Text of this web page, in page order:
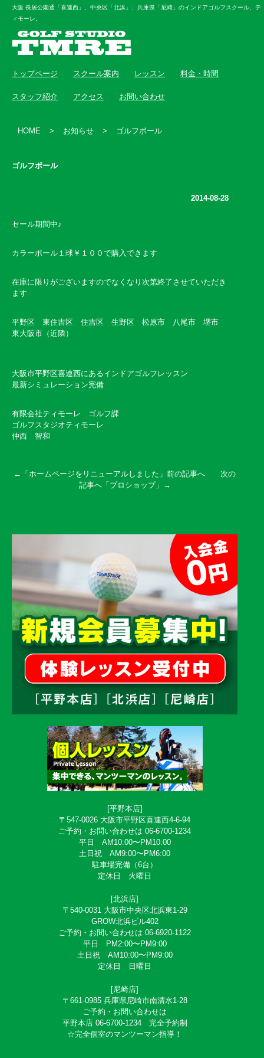
大阪 長居公園通「喜連西」、中央区「北浜」、兵庫県「尼崎」のインドアゴルフスクール、テ
ィモーレ。
トップページ スクール案内 レッスン 料金・時間
スタッフ紹介 アクセス お問い合わせ
HOME > お知らせ > ゴルフボール
ゴルフボール
2014-08-28
セール期間中♪
カラーボール１球￥１００で購入できます
在庫に限りがございますのでなくなり次第終了させていただき
ます
平野区 東住吉区 住吉区 生野区 松原市 八尾市 堺市
東大阪市（近隣）
大阪市平野区喜連西にあるインドアゴルフレッスン
最新シミュレーション完備
有限会社ティモーレ ゴルフ課
ゴルフスタジオティモーレ
仲西 智和
←「ホームページをリニューアルしました 」前の記事へ 次の
記事へ「 プロショップ」→
[平野本店]
〒547-0026 大阪市平野区喜連西4-6-94
ご予約・お問い合わせは 06-6700-1234
平日 AM10:00〜PM10:00
土日祝 AM9:00〜PM6:00
駐車場完備（6台）
定休日 火曜日
[北浜店]
〒540-0031 大阪市中央区北浜東1-29
GROW北浜ビル402
ご予約・お問い合わせは 06-6920-1122
平日 PM2:00〜PM9:00
土日祝 AM10:00〜PM9:00
定休日 日曜日
[尼崎店]
〒661-0985 兵庫県尼崎市南清水1-28
ご予約・お問い合わせは
平野本店 06-6700-1234 完全予約制
☆完全個室のマンツーマン指導！